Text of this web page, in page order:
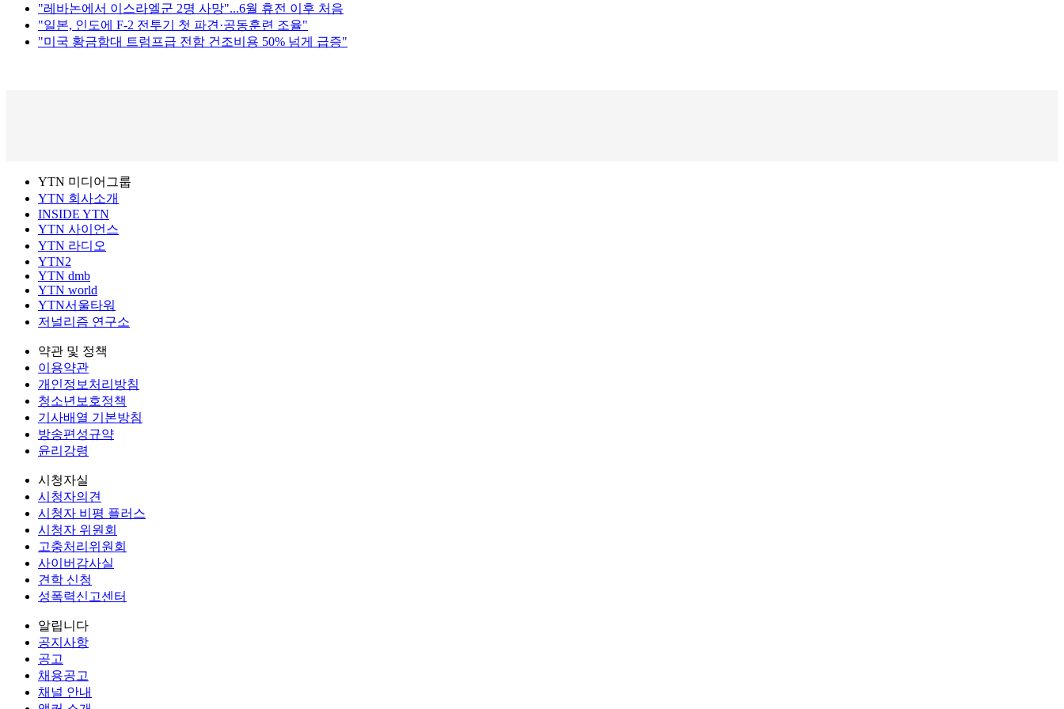
"레바논에서 이스라엘군 2명 사망"...6월 휴전 이후 처음
"일본, 인도에 F-2 전투기 첫 파견·공동훈련 조율"
"미국 황금함대 트럼프급 전함 건조비용 50% 넘게 급증"
YTN 미디어그룹
YTN 회사소개
INSIDE YTN
YTN 사이언스
YTN 라디오
YTN2
YTN dmb
YTN world
YTN서울타워
저널리즘 연구소
약관 및 정책
이용약관
개인정보처리방침
청소년보호정책
기사배열 기본방침
방송편성규약
윤리강령
시청자실
시청자의견
시청자 비평 플러스
시청자 위원회
고충처리위원회
사이버감사실
견학 신청
성폭력신고센터
알립니다
공지사항
공고
채용공고
채널 안내